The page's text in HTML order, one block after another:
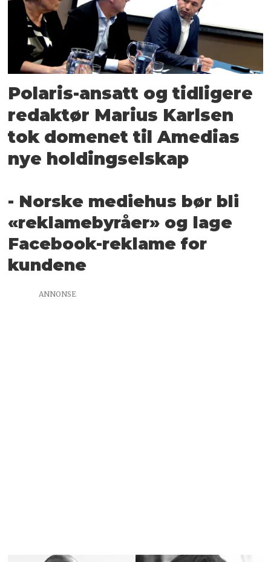
Polaris-ansatt og tidligere
redaktør Marius Karlsen
tok domenet til Amedias
nye holdingselskap
- Norske mediehus bør bli
«reklamebyråer» og lage
Facebook-reklame for
kundene
ANNONSE